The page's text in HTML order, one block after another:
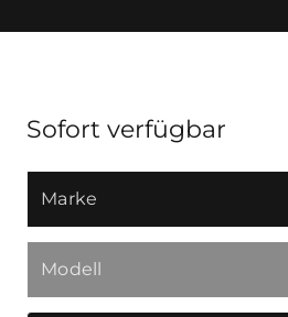
Sofort verfügbar
Marke
Modell